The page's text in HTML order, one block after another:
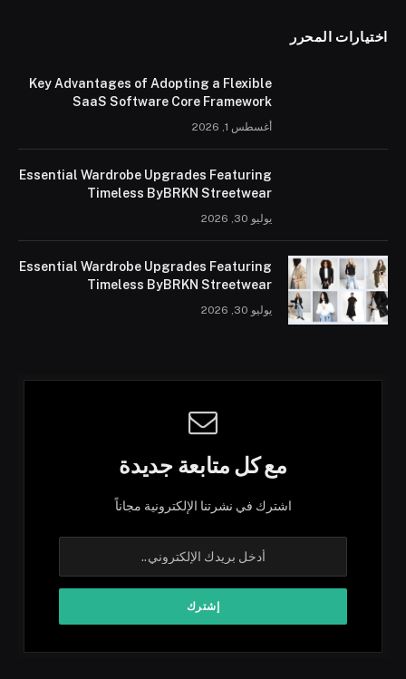
اختيارات المحرر
Key Advantages of Adopting a Flexible
SaaS Software Core Framework
أغسطس 1, 2026
Essential Wardrobe Upgrades Featuring
Timeless ByBRKN Streetwear
يوليو 30, 2026
Essential Wardrobe Upgrades Featuring
Timeless ByBRKN Streetwear
يوليو 30, 2026
مع كل متابعة جديدة
اشترك في نشرتنا الإلكترونية مجاناً